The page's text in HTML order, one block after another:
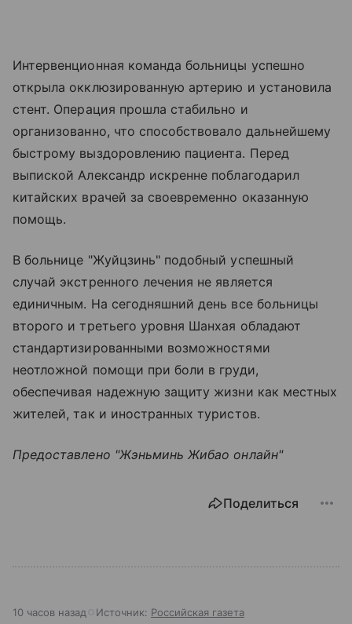
Интервенционная команда больницы успешно
открыла окклюзированную артерию и установила
стент. Операция прошла стабильно и
организованно, что способствовало дальнейшему
быстрому выздоровлению пациента. Перед
выпиской Александр искренне поблагодарил
китайских врачей за своевременно оказанную
помощь.
В больнице "Жуйцзинь" подобный успешный
случай экстренного лечения не является
единичным. На сегодняшний день все больницы
второго и третьего уровня Шанхая обладают
стандартизированными возможностями
неотложной помощи при боли в груди,
обеспечивая надежную защиту жизни как местных
жителей, так и иностранных туристов.
Предоставлено "Жэньминь Жибао онлайн"
Поделиться
10 часов назад Источник: Российская газета